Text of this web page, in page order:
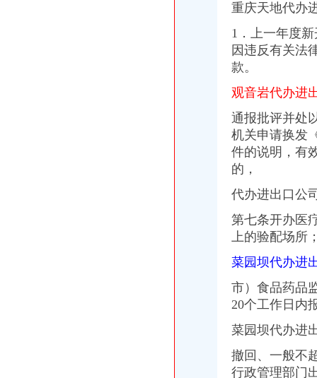
海门临江新区货运代理业务求职_海门临江新区货运代理业务找工作_
发点好东西上来：）全国各地户外用品店详解-旅游（Travel）版-北大
中国房地产开发企业名录—6-敖汉开发区招商网-中国招商引资信
华立产业集团有限公司审计报告_上市公司_新浪财经_新浪网
日本双清包税到门物流货代代理日本清关公司日本空运专线
【重庆北京天地顺聘货运代理公司】网点,地址,电话,营业时间-大
重庆易亿服装贸易有限公司,主营：服装服饰,箱包设计及销售；品
青岛饮料代理公司-青岛饮料代理厂家-|必途青岛饮料代理公司排行榜
重庆进口美国咖啡清关运输到成都需要多长时间【-成都进出口代理】
郑州报关代理黄页、郑州报关代理公司名录、郑州报关代理供应商、
【2014年重庆美购贸易有限公司新招聘信息_电话_地址】-赶集网
重庆港国际集装箱有限公司货运代理分公司|重庆港国际集装箱有限公司
朝天门火锅加盟_朝天门火锅加盟店_朝天门火锅加盟费多少-中国连锁网
重庆天地代办
1．上一年度
因违反有关法
款。
观音岩代办进
通报批评并处
机关申请换发
件的说明，有
的，
代办进出口公
第七条开办医
上的验配场所
菜园坝代办进
市）食品药品
20个工作日内
菜园坝代办进
撤回、一般不
行政管理部门